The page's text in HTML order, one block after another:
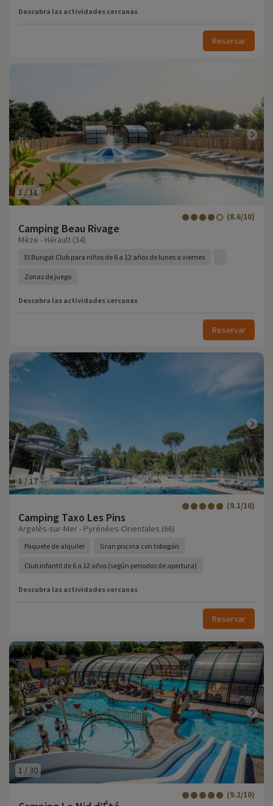
Descubra las actividades cercanas
Reservar
1 /11
Camping Beau Rivage
(8.6/10)
Mèze - Hérault (34)
El Bungat Club para niños de 6 a 12 años de lunes a viernes
Zonas de juego
Descubra las actividades cercanas
Reservar
1/17
Camping Taxo Les Pins
(9.1/10)
Argelès-sur-Mer - Pyrénées-Orientales (66)
Paquete de alquiler Gran piscina con tobogán
Club infantil de 6 a 12 años (según periodos de apertura)
Descubra las actividades cercanas
Reservar
1 /30
(9.2/10)